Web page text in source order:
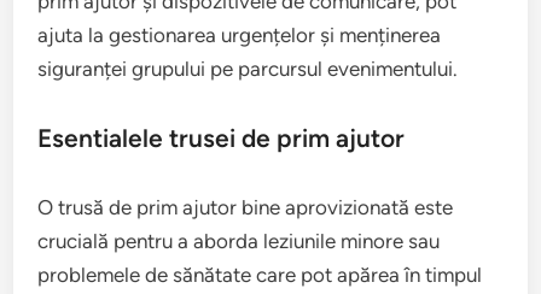
ajuta la gestionarea urgențelor și menținerea
siguranței grupului pe parcursul evenimentului.
Esentialele trusei de prim ajutor
O trusă de prim ajutor bine aprovizionată este
crucială pentru a aborda leziunile minore sau
problemele de sănătate care pot apărea în timpul